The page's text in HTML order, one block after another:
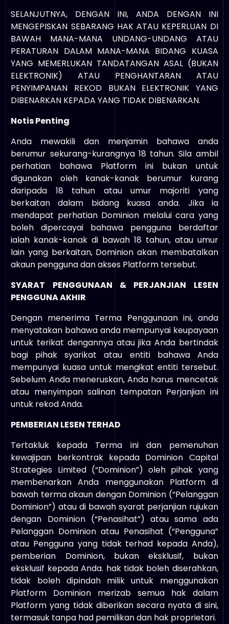
SELANJUTNYA, DENGAN INI, ANDA DENGAN INI
MENGEPISKAN SEBARANG HAK ATAU KEPERLUAN DI
BAWAH MANA-MANA UNDANG-UNDANG ATAU
PERATURAN DALAM MANA-MANA BIDANG KUASA
YANG MEMERLUKAN TANDATANGAN ASAL (BUKAN
ELEKTRONIK) ATAU PENGHANTARAN ATAU
PENYIMPANAN REKOD BUKAN ELEKTRONIK YANG
DIBENARKAN KEPADA YANG TIDAK DIBENARKAN.
Notis Penting
Anda mewakili dan menjamin bahawa anda
berumur sekurang-kurangnya 18 tahun. Sila ambil
perhatian bahawa Platform ini bukan untuk
digunakan oleh kanak-kanak berumur kurang
daripada 18 tahun atau umur majoriti yang
berkaitan dalam bidang kuasa anda. Jika ia
mendapat perhatian Dominion melalui cara yang
boleh dipercayai bahawa pengguna berdaftar
ialah kanak-kanak di bawah 18 tahun, atau umur
lain yang berkaitan, Dominion akan membatalkan
akaun pengguna dan akses Platform tersebut.
SYARAT PENGGUNAAN & PERJANJIAN LESEN
PENGGUNA AKHIR
Dengan menerima Terma Penggunaan ini, anda
menyatakan bahawa anda mempunyai keupayaan
untuk terikat dengannya atau jika Anda bertindak
bagi pihak syarikat atau entiti bahawa Anda
mempunyai kuasa untuk mengikat entiti tersebut.
Sebelum Anda meneruskan, Anda harus mencetak
atau menyimpan salinan tempatan Perjanjian ini
untuk rekod Anda.
PEMBERIAN LESEN TERHAD
Tertakluk kepada Terma ini dan pemenuhan
kewajipan berkontrak kepada Dominion Capital
Strategies Limited (“Dominion”) oleh pihak yang
membenarkan Anda menggunakan Platform di
bawah terma akaun dengan Dominion (“Pelanggan
Dominion”) atau di bawah syarat perjanjian rujukan
dengan Dominion (“Penasihat”) atau sama ada
Pelanggan Dominion atau Penasihat (“Pengguna”
atau Pengguna yang tidak terhad kepada Anda),
pemberian Dominion, bukan eksklusif, bukan
eksklusif kepada Anda. hak tidak boleh diserahkan,
tidak boleh dipindah milik untuk menggunakan
Platform Dominion merizab semua hak dalam
Platform yang tidak diberikan secara nyata di sini,
termasuk tanpa had pemilikan dan hak proprietari.